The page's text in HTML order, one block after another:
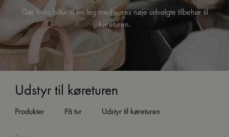
Gør hver biltur til en leg med vores nøje udvalgte tilbehør til
køreturen.
Udstyr til køreturen
Produkter På tur Udstyr til køreturen